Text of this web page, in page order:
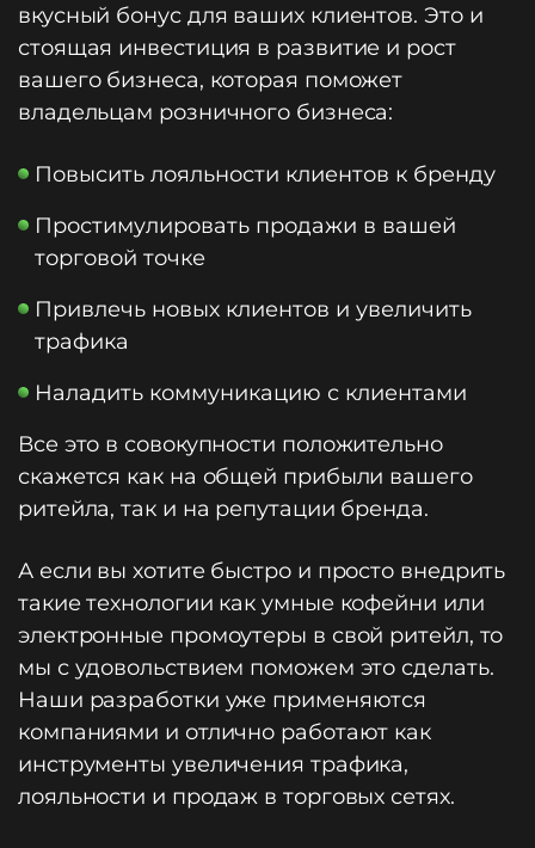
вкусный бонус для ваших клиентов. Это и
стоящая инвестиция в развитие и рост
вашего бизнеса, которая поможет
владельцам розничного бизнеса:
Повысить лояльности клиентов к бренду
Простимулировать продажи в вашей
торговой точке
Привлечь новых клиентов и увеличить
трафика
Наладить коммуникацию с клиентами
Все это в совокупности положительно
скажется как на общей прибыли вашего
ритейла, так и на репутации бренда.
А если вы хотите быстро и просто внедрить
такие технологии как умные кофейни или
электронные промоутеры в свой ритейл, то
мы с удовольствием поможем это сделать.
Наши разработки уже применяются
компаниями и отлично работают как
инструменты увеличения трафика,
лояльности и продаж в торговых сетях.